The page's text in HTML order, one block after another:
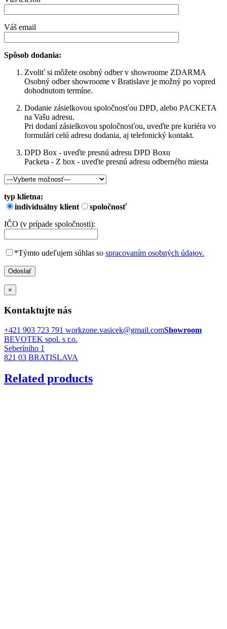
Váš email
Spôsob dodania:
Zvoliť si môžete osobný odber v showroome ZDARMA
Osobný odber showroome v Bratislave je možný po vopred
dohodnutom termíne.
Dodanie zásielkovou spoločnosťou DPD, alebo PACKETA
na Vašu adresu.
Pri dodaní zásielkovou spoločnosťou, uveďte pre kuriéra vo
formulári celú adresu dodania, aj telefonický kontakt.
DPD Box - uveďte presnú adresu DPD Boxu
Packeta - Z box - uveďte presnú adresu odberného miesta
typ klietna:
individuálny klient
spoločnosť
IČO (v prípade spoločnosti):
*Týmto udeľujem súhlas so spracovaním osobných údajov.
×
Kontaktujte nás
+421 903 723 791 workzone.vasicek@gmail.comShowroom
BEVOTEK spol. s r.o.
Seberíniho 1
821 03 BRATISLAVA
Related products